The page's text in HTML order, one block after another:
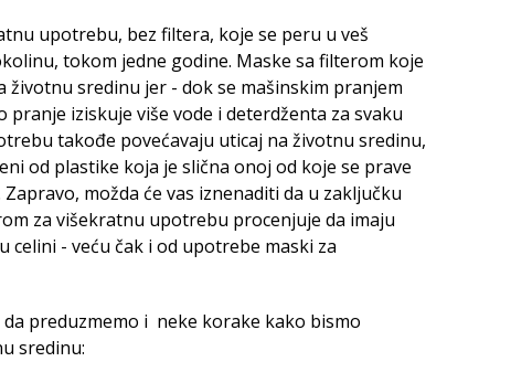
upotrebu, bez filtera, koje se peru u veš
tokom jedne godine. Maske sa filterom koje
životnu sredinu jer - dok se mašinskim pranjem
iziskuje više vode i deterdženta za svaku
takođe povećavaju uticaj na životnu sredinu,
od plastike koja je slična onoj od koje se prave
možda će vas iznenaditi da u zaključku
za višekratnu upotrebu procenjuje da imaju
celini - veću čak i od upotrebe maski za
preduzmemo i neke korake kako bismo
sredinu: